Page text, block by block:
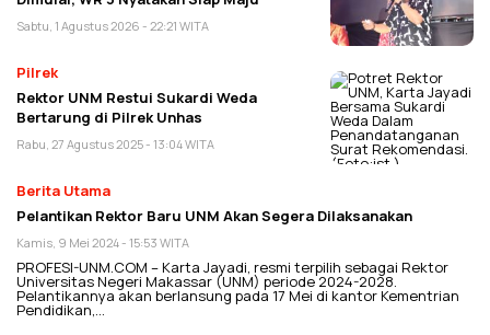
Sabtu, 1 Agustus 2026 - 22:21 WITA
Pilrek
Rektor UNM Restui Sukardi Weda
Bertarung di Pilrek Unhas
Rabu, 27 Agustus 2025 - 13:04 WITA
Berita Utama
Pelantikan Rektor Baru UNM Akan Segera Dilaksanakan
Kamis, 9 Mei 2024 - 15:53 WITA
PROFESI-UNM.COM – Karta Jayadi, resmi terpilih sebagai Rektor
Universitas Negeri Makassar (UNM) periode 2024-2028.
Pelantikannya akan berlansung pada 17 Mei di kantor Kementrian
Pendidikan,…